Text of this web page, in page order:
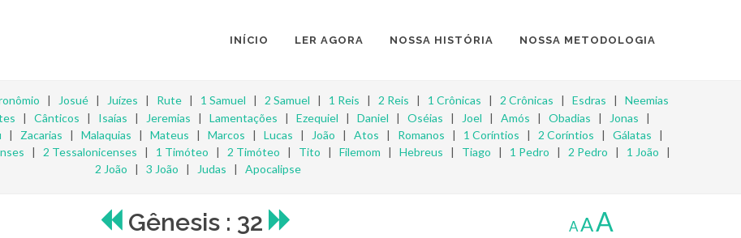
INÍCIO LER AGORA NOSSA HISTÓRIA NOSSA METODOLOGIA
| Josué| Juízes | Rute| 1 Samuel | 2 Samuel | 1 Reis | 2 Reis | 1 Crônicas | 2 Crônicas | Esdras | Neemias
| Cânticos | Isaías | Jeremias | Lamentações | Ezequiel | Daniel | Oséias | Joel | Amós | Obadias | Jonas |
| Zacarias | Malaquias | Mateus | Marcos | Lucas | João | Atos | Romanos | 1 Coríntios | 2 Coríntios | Gálatas |
| 2 Tessalonicenses | 1 Timóteo | 2 Timóteo | Tito | Filemom | Hebreus | Tiago | 1 Pedro | 2 Pedro | 1 João |
2 João | 3 João | Judas | Apocalipse
Gênesis : 32 AAA